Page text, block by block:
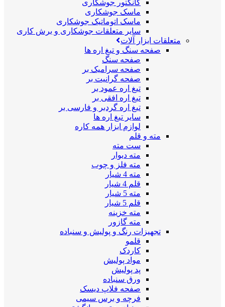
کانکتور جوشکاری
ماسک جوشکاری
ماسک اتوماتیک جوشکاری
سایر متعلقات جوشکاری و برش کاری
متعلقات ابزار آلات
صفحه سنگ و تیغ اره ها
صفحه سنگ
صفحه سرامیک بر
صفحه گرانیت بر
تیغ اره عمود بر
تیغ اره افقی بر
تیغ اره گردبر و فارسی بر
سایر تیغ اره ها
لوازم ابزار همه کاره
مته و قلم
ست مته
مته دیوار
مته فلز و چوب
مته 4 شیار
قلم 4 شیار
مته 5 شیار
قلم 5 شیار
مته خزینه
مته گازور
تجهیزات رنگ و پولیش و سنباده
قلمو
کاردک
مواد پولیش
پد پولیش
ورق سنباده
صفحه فلاپ دیسک
فرچه و برس سیمی